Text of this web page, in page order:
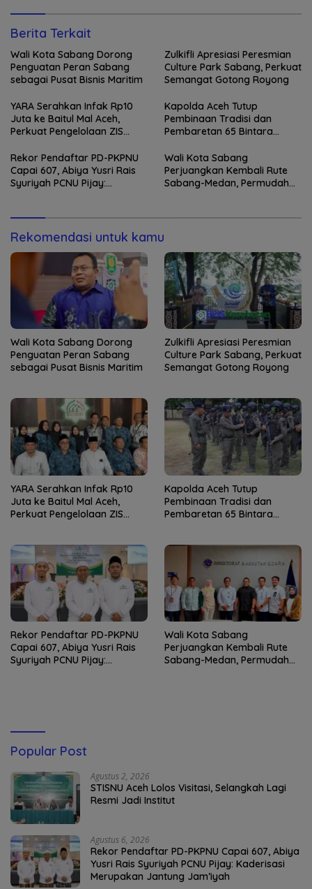
Berita Terkait
Wali Kota Sabang Dorong
Penguatan Peran Sabang
sebagai Pusat Bisnis Maritim
Zulkifli Apresiasi Peresmian
Culture Park Sabang, Perkuat
Semangat Gotong Royong
YARA Serahkan Infak Rp10
Juta ke Baitul Mal Aceh,
Perkuat Pengelolaan ZIS
Kapolda Aceh Tutup
Pembinaan Tradisi dan
Pembaretan 65 Bintara
Rekor Pendaftar PD-PKPNU
Capai 607, Abiya Yusri Rais
Syuriyah PCNU Pijay:
Wali Kota Sabang
Perjuangkan Kembali Rute
Sabang-Medan, Permudah
Rekomendasi untuk kamu
Wali Kota Sabang Dorong
Penguatan Peran Sabang
sebagai Pusat Bisnis Maritim
Zulkifli Apresiasi Peresmian
Culture Park Sabang, Perkuat
Semangat Gotong Royong
YARA Serahkan Infak Rp10
Juta ke Baitul Mal Aceh,
Perkuat Pengelolaan ZIS
Kapolda Aceh Tutup
Pembinaan Tradisi dan
Pembaretan 65 Bintara
Rekor Pendaftar PD-PKPNU
Capai 607, Abiya Yusri Rais
Syuriyah PCNU Pijay:
Wali Kota Sabang
Perjuangkan Kembali Rute
Sabang-Medan, Permudah
Popular Post
Agustus 2, 2026
STISNU Aceh Lolos Visitasi, Selangkah Lagi
Resmi Jadi Institut
Agustus 6, 2026
Rekor Pendaftar PD-PKPNU Capai 607, Abiya
Yusri Rais Syuriyah PCNU Pijay: Kaderisasi
Merupakan Jantung Jam’iyah